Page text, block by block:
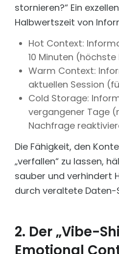
Dominikus Ringeisen Werk
Umsetzung &
Internationaler Bund
Webbetreuung als Full-
rauchfrei
Serverbetreuung und
stornieren?“ Ein
Halbwertszeit von
Hot Context:
10 Minuten (höchste
Warm Context:
aktuellen Session
Cold Storage:
vergangener Tage
Nachfrage
Die Fähigkeit, den
„verfallen“ zu lassen,
sauber und verhindert
durch veraltete Daten-
2. Der „Vibe-